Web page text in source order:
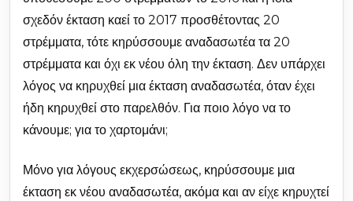
σχεδόν έκταση καεί το 2017 προσθέτοντας 20
στρέμματα, τότε κηρύσσουμε αναδασωτέα τα 20
στρέμματα και όχι εκ νέου όλη την έκταση. Δεν υπάρχει
λόγος να κηρυχθεί μια έκταση αναδασωτέα, όταν έχει
ήδη κηρυχθεί στο παρελθόν. Για ποιο λόγο να το
κάνουμε; για το χαρτομάνι;
Μόνο για λόγους εκχερσώσεως, κηρύσσουμε μια
έκταση εκ νέου αναδασωτέα, ακόμα και αν είχε κηρυχτεί